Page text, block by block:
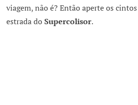
viagem, não é? Então aperte os
estrada doSupercolisor.